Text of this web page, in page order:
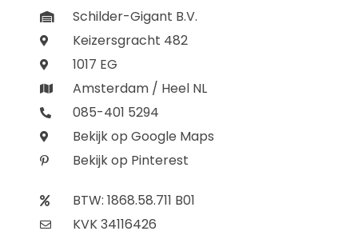
Schilder-Gigant B.V.
Keizersgracht 482
1017 EG
Amsterdam / Heel NL
085-401 5294
Bekijk op Google Maps
Bekijk op Pinterest
BTW: 1868.58.711 B01
KVK 34116426